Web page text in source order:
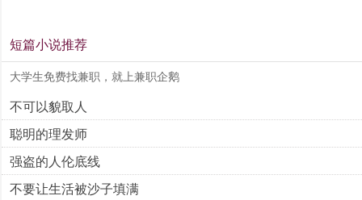
短篇小说推荐
大学生免费找兼职，就上兼职企鹅
不可以貌取人
聪明的理发师
强盗的人伦底线
不要让生活被沙子填满